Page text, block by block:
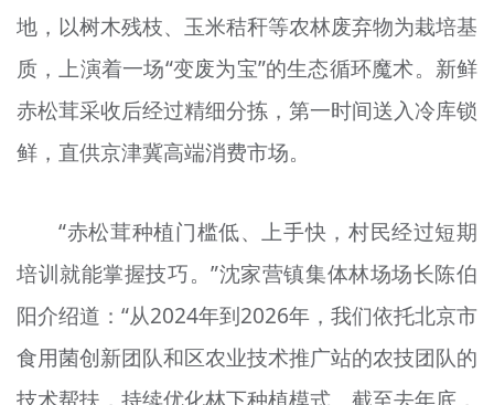
地，以树木残枝、玉米秸秆等农林废弃物为栽培基
质，上演着一场“变废为宝”的生态循环魔术。新鲜
赤松茸采收后经过精细分拣，第一时间送入冷库锁
鲜，直供京津冀高端消费市场。
“赤松茸种植门槛低、上手快，村民经过短期
培训就能掌握技巧。”沈家营镇集体林场场长陈伯
阳介绍道：“从2024年到2026年，我们依托北京市
食用菌创新团队和区农业技术推广站的农技团队的